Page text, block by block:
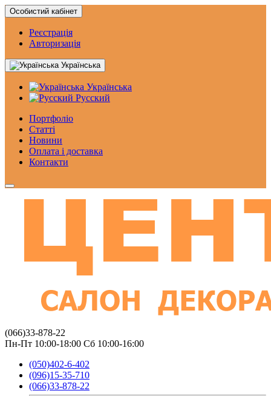
Особистий кабінет
Реєстрація
Авторизація
Українська
Українська
Русский
Портфоліо
Статтi
Новини
Оплата і доставка
Контакти
(066)33-878-22
Пн-Пт 10:00-18:00 Сб 10:00-16:00
(050)402-6-402
(096)15-35-710
(066)33-878-22